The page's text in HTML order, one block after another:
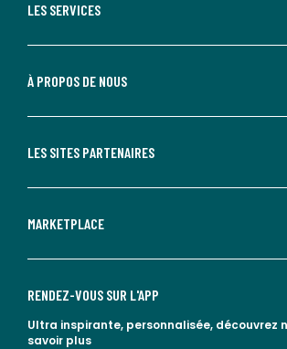
LES SERVICES
À PROPOS DE NOUS
LES SITES PARTENAIRES
MARKETPLACE
RENDEZ-VOUS SUR L'APP
Ultra inspirante, personnalisée, découvrez
savoir plus